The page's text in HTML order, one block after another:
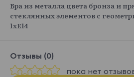
Бра из металла цвета бронза и
стеклянных элементов с
1хЕ14
Отзывы (0)
пока нет